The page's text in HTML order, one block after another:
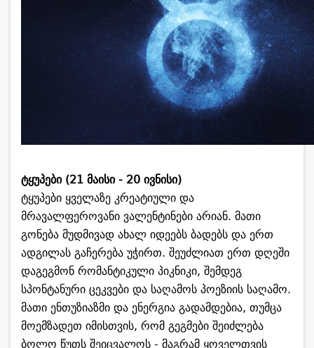
ტყუპები (21 მაისი - 20 ივნისი)
ტყუპები ყველაზე კრეატიული და
მრავალფეროვანი ვალენტინები არიან. მათი
გონება მუდმივად ახალ იდეებს ბადებს და ერთ
ადგილას გაჩერება უჭირთ. შეუძლიათ ერთ დღეში
დაგეგმონ რომანტიკული პიკნიკი, შემდეგ
სპონტანური ცეკვები და საღამოს პოეზიის საღამო.
მათი ენთუზიაზმი და ენერგია გადამდებია, თუმცა
მოემზადეთ იმისთვის, რომ გეგმები შეიძლება
ბოლო წუთს შეიცვალოს - მაგრამ ყოველთვის